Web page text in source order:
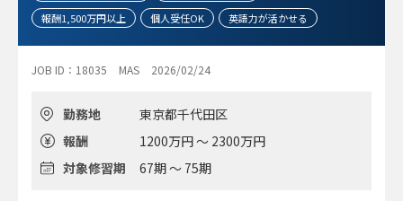
報酬1,500万円以上
個人受任OK 英語力が活かせる
JOB ID：18035 MAS 2026/02/24
勤務地
東京都千代田区
報酬
1200万円 ～ 2300万円
対象修習期
67期 ～ 75期